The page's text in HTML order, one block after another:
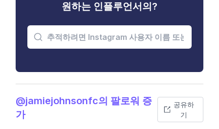
원하는 인플루언서의?
@jamiejohnsonfc의 팔로워 증
가
공유하
기